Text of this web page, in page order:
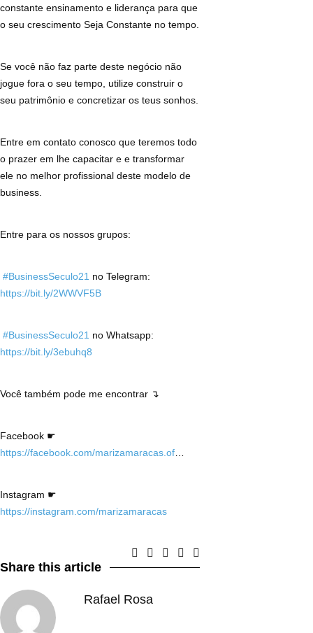
constante ensinamento e liderança para que
o seu crescimento Seja Constante no tempo.
Se você não faz parte deste negócio não
jogue fora o seu tempo, utilize construir o
seu patrimônio e concretizar os teus sonhos.
Entre em contato conosco que teremos todo
o prazer em lhe capacitar e e transformar
ele no melhor profissional deste modelo de
business.
Entre para os nossos grupos:
#BusinessSeculo21 no Telegram:
https://bit.ly/2WWVF5B
#BusinessSeculo21 no Whatsapp:
https://bit.ly/3ebuhq8
Você também pode me encontrar ↴
Facebook ☛
https://facebook.com/marizamaracas.of…
Instagram ☛
https://instagram.com/marizamaracas
Share this article
Rafael Rosa